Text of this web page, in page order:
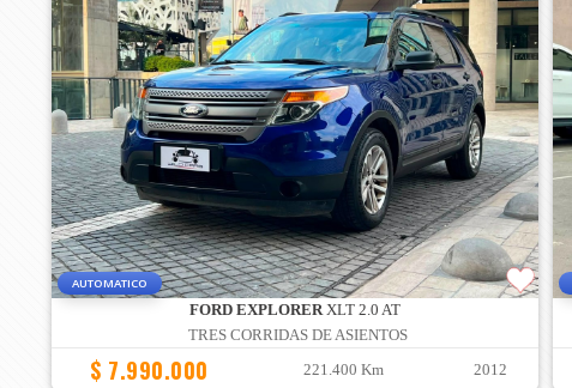
AUTOMATICO
FORD EXPLORERXLT 2.0 AT
TRES CORRIDAS DE ASIENTOS
$ 7.990.000 221.400 Km 2012